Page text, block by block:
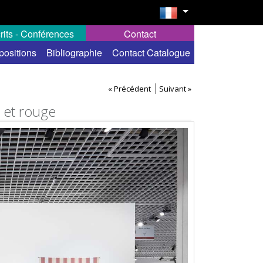
Bibliographie Contact Catalogue
- Conférences Contact
« Précédent Suivant »
rouge